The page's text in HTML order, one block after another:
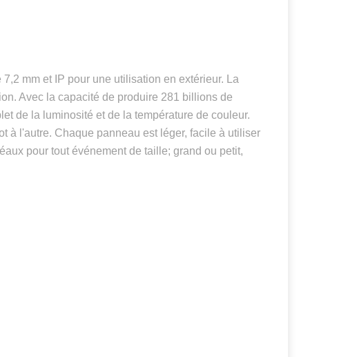
mm et IP pour une utilisation en extérieur. La
Avec la capacité de produire 281 billions de
de la luminosité et de la température de couleur.
à l'autre. Chaque panneau est léger, facile à utiliser
pour tout événement de taille; grand ou petit,